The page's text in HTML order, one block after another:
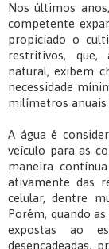
Nos últimos
competente
propiciado o
restritivos, que,
natural, exibem
necessidade
milímetros anuais
A água é
veículo para as
maneira
ativamente das
celular, dentre
Porém, quando
expostas ao
desencadeadas,